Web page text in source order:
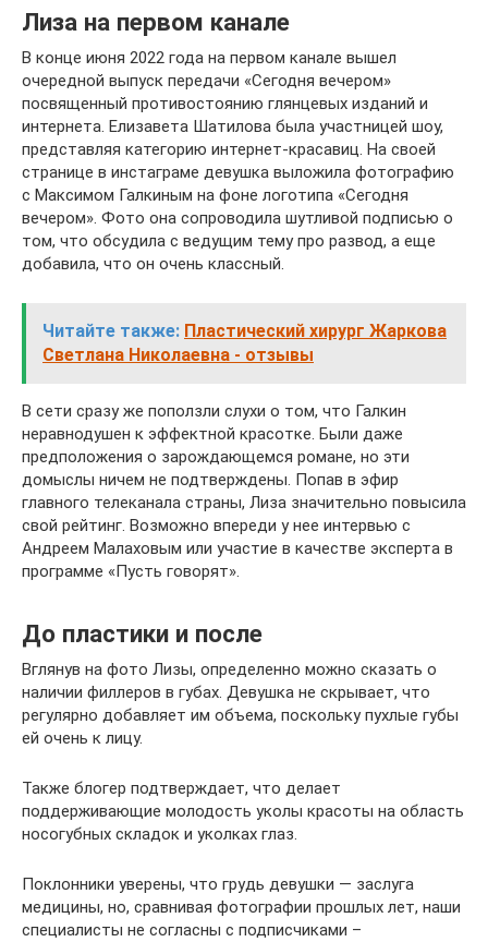
Лиза на первом канале
В конце июня 2022 года на первом канале вышел
очередной выпуск передачи «Сегодня вечером»
посвященный противостоянию глянцевых изданий и
интернета. Елизавета Шатилова была участницей шоу,
представляя категорию интернет-красавиц. На своей
странице в инстаграме девушка выложила фотографию
с Максимом Галкиным на фоне логотипа «Сегодня
вечером». Фото она сопроводила шутливой подписью о
том, что обсудила с ведущим тему про развод, а еще
добавила, что он очень классный.
Читайте также: Пластический хирург Жаркова
Светлана Николаевна - отзывы
В сети сразу же поползли слухи о том, что Галкин
неравнодушен к эффектной красотке. Были даже
предположения о зарождающемся романе, но эти
домыслы ничем не подтверждены. Попав в эфир
главного телеканала страны, Лиза значительно повысила
свой рейтинг. Возможно впереди у нее интервью с
Андреем Малаховым или участие в качестве эксперта в
программе «Пусть говорят».
До пластики и после
Вглянув на фото Лизы, определенно можно сказать о
наличии филлеров в губах. Девушка не скрывает, что
регулярно добавляет им объема, поскольку пухлые губы
ей очень к лицу.
Также блогер подтверждает, что делает
поддерживающие молодость уколы красоты на область
носогубных складок и уколках глаз.
Поклонники уверены, что грудь девушки — заслуга
медицины, но, сравнивая фотографии прошлых лет, наши
специалисты не согласны с подписчиками –